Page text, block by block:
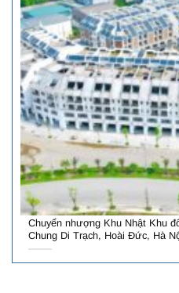
Chuyển nhượng Khu Nhật Khu
Chung Di Trạch, Hoài Đức, Hà